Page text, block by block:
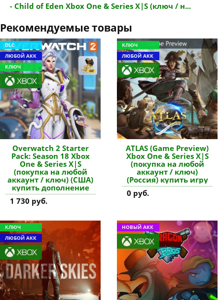
- Child of Eden Xbox One & Series X|S (ключ / н...
Рекомендуемые товары
DLC
ЛЮБОЙ АКК
КЛЮЧ
Overwatch 2 Starter
Pack: Season 18 Xbox
One & Series X|S
(покупка на любой
аккаунт / ключ) (США)
купить дополнение
1 730 руб.
КЛЮЧ
ЛЮБОЙ АКК
ATLAS (Game Preview)
Xbox One & Series X|S
(покупка на любой
аккаунт / ключ)
(Россия) купить игру
0 руб.
КЛЮЧ
ЛЮБОЙ АКК
НОВЫЙ АКК